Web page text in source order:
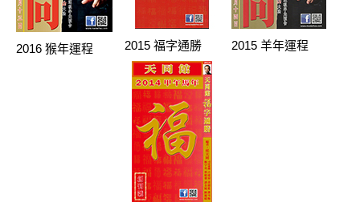
2016 猴年運程 2015 福字通勝 2015 羊年運程